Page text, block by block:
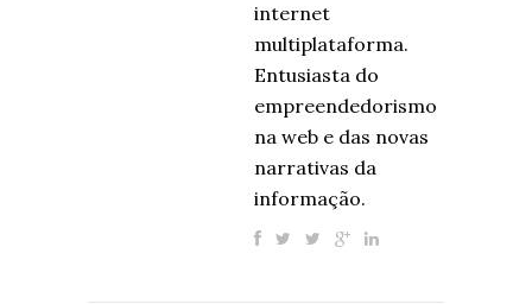
internet
multiplataforma.
Entusiasta do
empreendedorismo
na web e das novas
narrativas da
informação.